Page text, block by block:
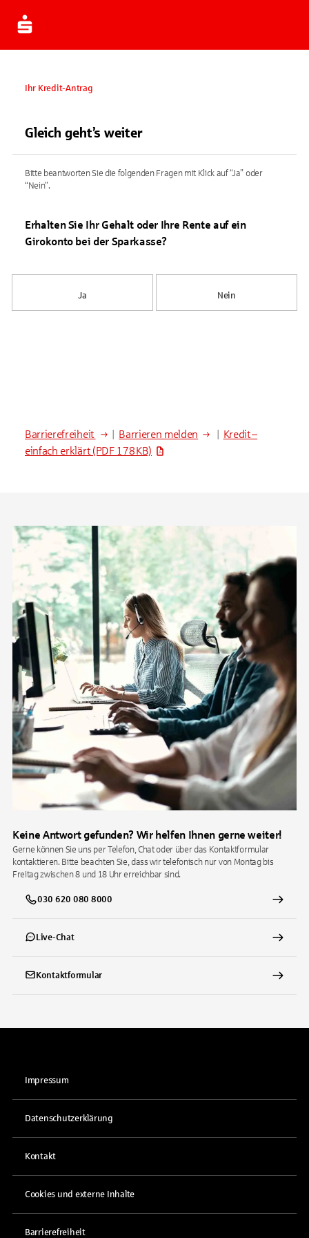
Ihr Kredit-Antrag
Gleich geht’s weiter
Bitte beantworten Sie die folgenden Fragen mit Klick auf “Ja” oder
“Nein”.
Erhalten Sie Ihr Gehalt oder Ihre Rente auf ein
Girokonto bei der Sparkasse?
Ja Nein
Barrierefreiheit Barrieren melden
Kredit –
einfach erklärt (PDF 178 KB)
Keine Antwort gefunden? Wir helfen Ihnen gerne weiter!
Gerne können Sie uns per Telefon, Chat oder über das Kontaktformular
kontaktieren. Bitte beachten Sie, dass wir telefonisch nur von Montag bis
Freitag zwischen 8 und 18 Uhr erreichbar sind.
030 620 080 8000
Live-Chat
Kontaktformular
Impressum
Datenschutzerklärung
Kontakt
Cookies und externe Inhalte
Barrierefreiheit